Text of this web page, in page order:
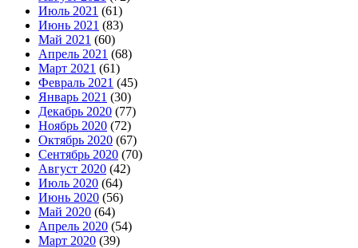
Июль 2021 (61)
Июнь 2021 (83)
Май 2021 (60)
Апрель 2021 (68)
Март 2021 (61)
Февраль 2021 (45)
Январь 2021 (30)
Декабрь 2020 (77)
Ноябрь 2020 (72)
Октябрь 2020 (67)
Сентябрь 2020 (70)
Август 2020 (42)
Июль 2020 (64)
Июнь 2020 (56)
Май 2020 (64)
Апрель 2020 (54)
Март 2020 (39)